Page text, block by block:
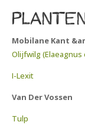
Mobilane Kant
Olijfwilg (Elaeagnus
I-Lexit
Van Der Vossen
Tulp